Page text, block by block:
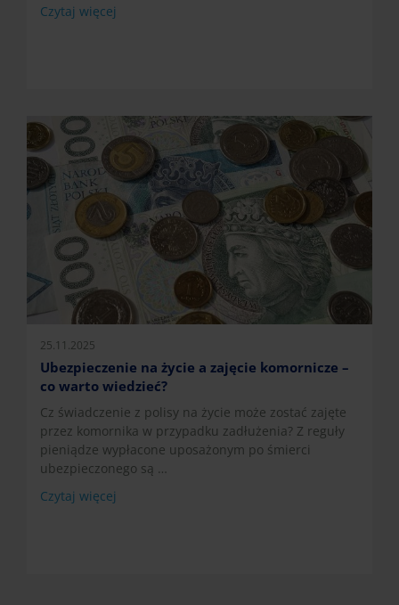
Czytaj więcej
25.11.2025
Ubezpieczenie na życie a zajęcie komornicze –
co warto wiedzieć?
Cz świadczenie z polisy na życie może zostać zajęte
przez komornika w przypadku zadłużenia? Z reguły
pieniądze wypłacone uposażonym po śmierci
ubezpieczonego są …
Czytaj więcej